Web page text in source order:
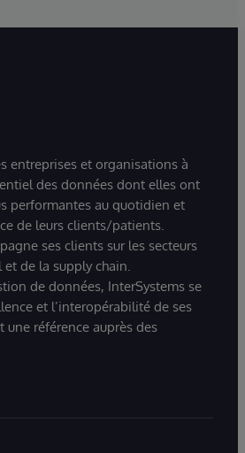
entreprises et organisations à
des données dont elles ont
performantes au quotidien et
de leurs clients/patients.
ses clients sur les secteurs
de la supply chain.
de données, InterSystems se
et l’interopérabilité de ses
référence auprès des